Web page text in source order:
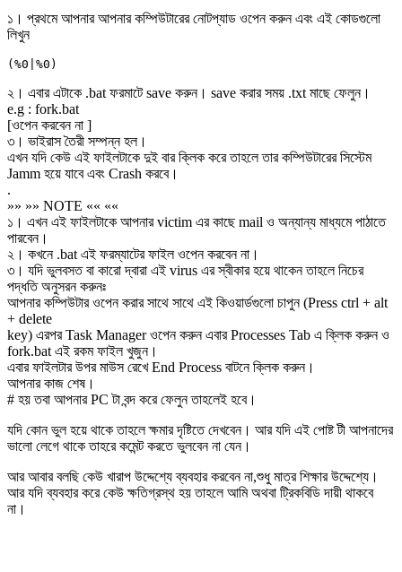
১। প্রথমে আপনার আপনার কম্পিউটারের নোটপ্যাড ওপেন করুন এবং এই কোডগুলো
লিখুন
(%0|%0)
২। এবার এটাকে .bat ফরমাটে save করুন। save করার সময় .txt মাছে ফেলুন।
e.g : fork.bat
[ওপেন করবেন না ]
৩। ভাইরাস তৈরী সম্পন্ন হল।
এখন যদি কেউ এই ফাইলটাকে দুই বার ক্লিক করে তাহলে তার কম্পিউটারের সিস্টেম
Jamm হয়ে যাবে এবং Crash করবে।
.
»» »» NOTE «« ««
১। এখন এই ফাইলটাকে আপনার victim এর কাছে mail ও অন্যান্য মাধ্যমে পাঠাতে
পারবেন।
২। কখনে .bat এই ফরম্যাটের ফাইল ওপেন করবেন না।
৩। যদি ভুলবসত বা কারো দ্বারা এই virus এর স্বীকার হয়ে থাকেন তাহলে নিচের
পদ্ধতি অনুসরন করুনঃ
আপনার কম্পিউটার ওপেন করার সাথে সাথে এই কিওয়ার্ডগুলো চাপুন (Press ctrl + alt
+ delete
key) এরপর Task Manager ওপেন করুন এবার Processes Tab এ ক্লিক করুন ও
fork.bat এই রকম ফাইল খুজুন।
এবার ফাইলটার উপর মাউস রেখে End Process বাটনে ক্লিক করুন।
আপনার কাজ শেষ।
# হয় তবা আপনার PC টা বন্দ করে ফেলুন তাহলেই হবে।
যদি কোন ভুল হয়ে থাকে তাহলে ক্ষমার দৃষ্টিতে দেখবেন। আর যদি এই পোষ্ট টী আপনাদের
ভালো লেগে থাকে তাহরে কমেন্ট করতে ভুলবেন না যেন।
আর আবার বলছি কেউ খারাপ উদ্দেশ্যে ব্যবহার করবেন না,শুধু মাত্র শিক্ষার উদ্দেশ্যে।
আর যদি ব্যবহার করে কেউ ক্ষতিগ্রস্থ হয় তাহলে আমি অথবা ট্রিকবিডি দায়ী থাকবে
না।